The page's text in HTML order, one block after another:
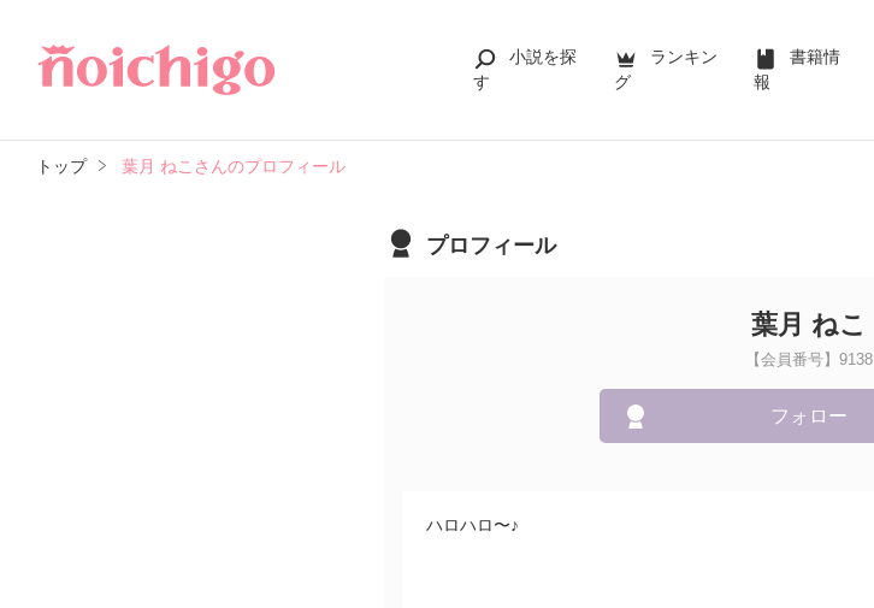
小説を探
す
ランキン
グ
書籍情
報
トップ 葉月 ねこさんのプロフィール
プロフィール
葉月 ねこ
【会員番号】9138
フォロー
ハロハロ〜♪